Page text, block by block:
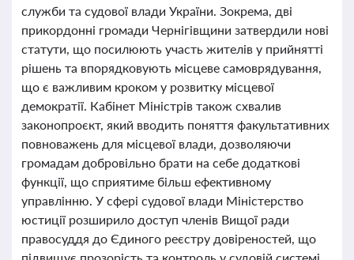
служби та судової влади України. Зокрема, дві
прикордонні громади Чернігівщини затвердили нові
статути, що посилюють участь жителів у прийнятті
рішень та впорядковують місцеве самоврядування,
що є важливим кроком у розвитку місцевої
демократії. Кабінет Міністрів також схвалив
законопроєкт, який вводить поняття факультативних
повноважень для місцевої влади, дозволяючи
громадам добровільно брати на себе додаткові
функції, що сприятиме більш ефективному
управлінню. У сфері судової влади Міністерство
юстиції розширило доступ членів Вищої ради
правосуддя до Єдиного реєстру довіреностей, що